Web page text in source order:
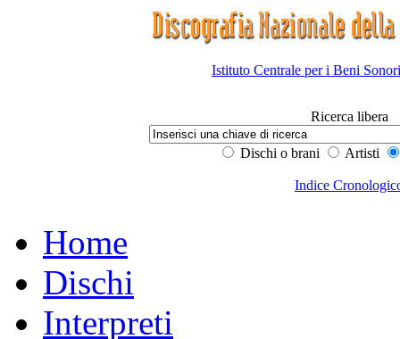
Istituto Centrale per i Beni
Ricerca libera
Dischi o brani Artisti
Indice
Home
Dischi
Interpreti